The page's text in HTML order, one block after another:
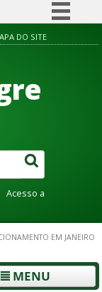
informação
DO SITE
Acesso a
EM JANEIRO
MENU